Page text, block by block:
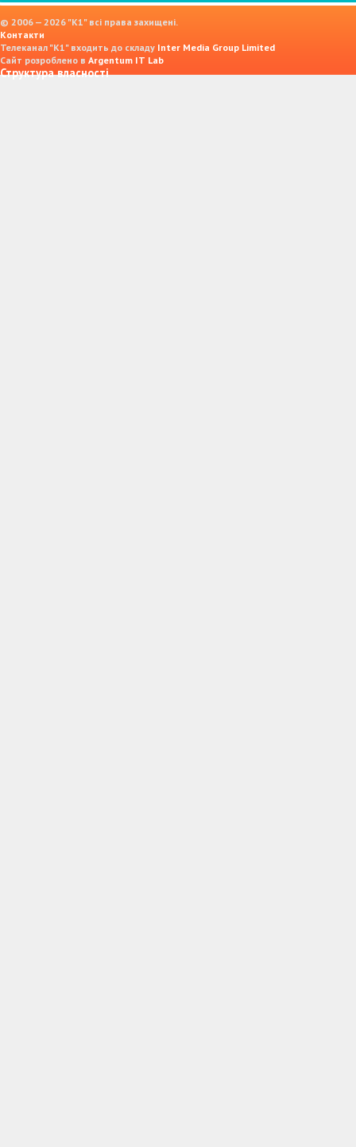
© 2006 — 2026 "K1" всі права захищені.
Контакти
Телеканал "К1" входить до складу Inter Media Group Limited
Сайт розроблено в Argentum IT Lab
Структура власності